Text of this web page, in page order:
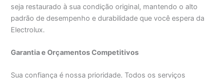
seja restaurado à sua condição original, mantendo o alto
padrão de desempenho e durabilidade que você espera da
Electrolux.
Garantia e Orçamentos Competitivos
Sua confiança é nossa prioridade. Todos os serviços